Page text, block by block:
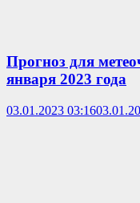
Прогноз для
января 2023 года
03.01.2023 03:16